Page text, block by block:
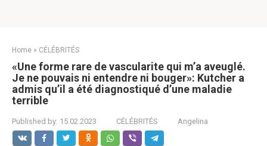
Home » CÉLÉBRITÉS
«Une forme rare de vascularite qui m’a aveuglé.
Je ne pouvais ni entendre ni bouger»: Kutcher a
admis qu’il a été diagnostiqué d’une maladie
terrible
Published by: 15.02.2023 CÉLÉBRITÉS Angelina